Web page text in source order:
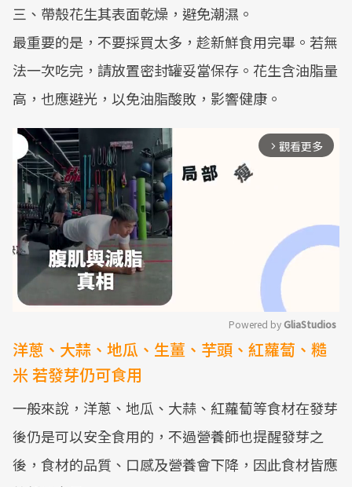
三、帶殼花生其表面乾燥，避免潮濕。
最重要的是，不要採買太多，趁新鮮食用完畢。若無
法一次吃完，請放置密封罐妥當保存。花生含油脂量
高，也應避光，以免油脂酸敗，影響健康。
arrow_forward_ios 觀看更多
Mute
Powered by GliaStudios
洋蔥、大蒜、地瓜、生薑、芋頭、紅蘿蔔、糙
米 若發芽仍可食用
一般來說，洋蔥、地瓜、大蒜、紅蘿蔔等食材在發芽
後仍是可以安全食用的，不過營養師也提醒發芽之
後，食材的品質、口感及營養會下降，因此食材皆應